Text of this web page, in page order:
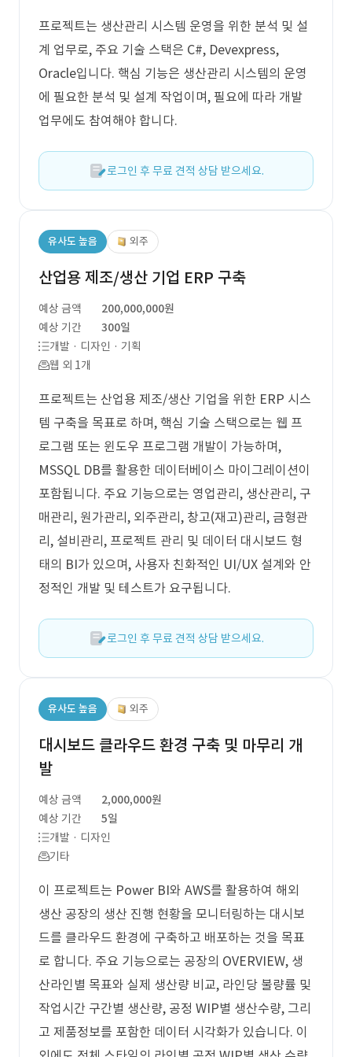
프로젝트는 생산관리 시스템 운영을 위한 분석 및 설
계 업무로, 주요 기술 스택은 C#, Devexpress,
Oracle입니다. 핵심 기능은 생산관리 시스템의 운영
에 필요한 분석 및 설계 작업이며, 필요에 따라 개발
업무에도 참여해야 합니다.
로그인 후 무료 견적 상담 받으세요.
유사도 높음 외주
산업용 제조/생산 기업 ERP 구축
예상 금액
200,000,000원
예상 기간
300일
개발 · 디자인 · 기획
웹 외 1개
프로젝트는 산업용 제조/생산 기업을 위한 ERP 시스
템 구축을 목표로 하며, 핵심 기술 스택으로는 웹 프
로그램 또는 윈도우 프로그램 개발이 가능하며,
MSSQL DB를 활용한 데이터베이스 마이그레이션이
포함됩니다. 주요 기능으로는 영업관리, 생산관리, 구
매관리, 원가관리, 외주관리, 창고(재고)관리, 금형관
리, 설비관리, 프로젝트 관리 및 데이터 대시보드 형
태의 BI가 있으며, 사용자 친화적인 UI/UX 설계와 안
정적인 개발 및 테스트가 요구됩니다.
로그인 후 무료 견적 상담 받으세요.
유사도 높음 외주
대시보드 클라우드 환경 구축 및 마무리 개
발
예상 금액
2,000,000원
예상 기간
5일
개발 · 디자인
기타
이 프로젝트는 Power BI와 AWS를 활용하여 해외
생산 공장의 생산 진행 현황을 모니터링하는 대시보
드를 클라우드 환경에 구축하고 배포하는 것을 목표
로 합니다. 주요 기능으로는 공장의 OVERVIEW, 생
산라인별 목표와 실제 생산량 비교, 라인당 불량률 및
작업시간 구간별 생산량, 공정 WIP별 생산수량, 그리
고 제품정보를 포함한 데이터 시각화가 있습니다. 이